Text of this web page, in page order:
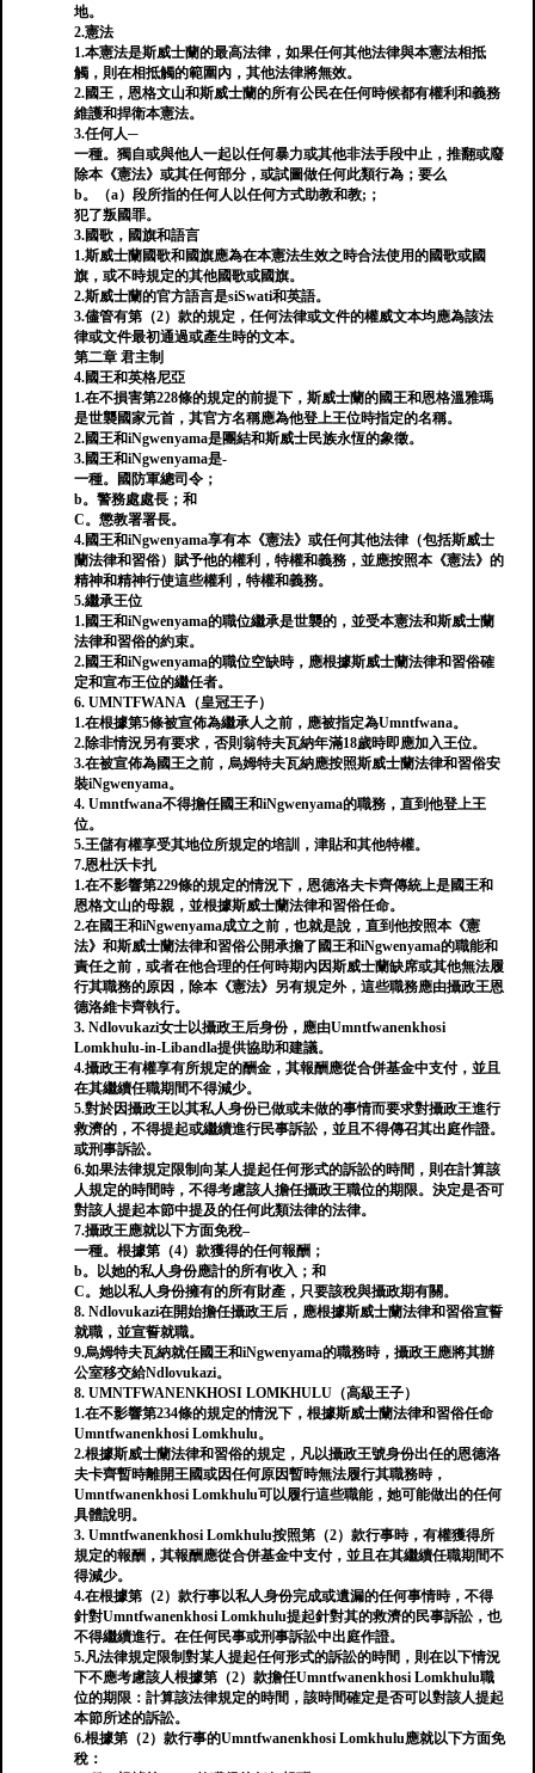
地。
2.憲法
1.本憲法是斯威士蘭的最高法律，如果任何其他法律與本憲法相抵
觸，則在相抵觸的範圍內，其他法律將無效。
2.國王，恩格文山和斯威士蘭的所有公民在任何時候都有權利和義務
維護和捍衛本憲法。
3.任何人─
一種。獨自或與他人一起以任何暴力或其他非法手段中止，推翻或廢
除本《憲法》或其任何部分，或試圖做任何此類行為；要么
b。（a）段所指的任何人以任何方式助教和教;；
犯了叛國罪。
3.國歌，國旗和語言
1.斯威士蘭國歌和國旗應為在本憲法生效之時合法使用的國歌或國
旗，或不時規定的其他國歌或國旗。
2.斯威士蘭的官方語言是siSwati和英語。
3.儘管有第（2）款的規定，任何法律或文件的權威文本均應為該法
律或文件最初通過或產生時的文本。
第二章 君主制
4.國王和英格尼亞
1.在不損害第228條的規定的前提下，斯威士蘭的國王和恩格溫雅瑪
是世襲國家元首，其官方名稱應為他登上王位時指定的名稱。
2.國王和iNgwenyama是團結和斯威士民族永恆的象徵。
3.國王和iNgwenyama是-
一種。國防軍總司令；
b。警務處處長；和
C。懲教署署長。
4.國王和iNgwenyama享有本《憲法》或任何其他法律（包括斯威士
蘭法律和習俗）賦予他的權利，特權和義務，並應按照本《憲法》的
精神和精神行使這些權利，特權和義務。
5.繼承王位
1.國王和iNgwenyama的職位繼承是世襲的，並受本憲法和斯威士蘭
法律和習俗的約束。
2.國王和iNgwenyama的職位空缺時，應根據斯威士蘭法律和習俗確
定和宣布王位的繼任者。
6. UMNTFWANA（皇冠王子）
1.在根據第5條被宣佈為繼承人之前，應被指定為Umntfwana。
2.除非情況另有要求，否則翁特夫瓦納年滿18歲時即應加入王位。
3.在被宣佈為國王之前，烏姆特夫瓦納應按照斯威士蘭法律和習俗安
裝iNgwenyama。
4. Umntfwana不得擔任國王和iNgwenyama的職務，直到他登上王
位。
5.王儲有權享受其地位所規定的培訓，津貼和其他特權。
7.恩杜沃卡扎
1.在不影響第229條的規定的情況下，恩德洛夫卡齊傳統上是國王和
恩格文山的母親，並根據斯威士蘭法律和習俗任命。
2.在國王和iNgwenyama成立之前，也就是說，直到他按照本《憲
法》和斯威士蘭法律和習俗公開承擔了國王和iNgwenyama的職能和
責任之前，或者在他合理的任何時期內因斯威士蘭缺席或其他無法履
行其職務的原因，除本《憲法》另有規定外，這些職務應由攝政王恩
德洛維卡齊執行。
3. Ndlovukazi女士以攝政王后身份，應由Umntfwanenkhosi
Lomkhulu-in-Libandla提供協助和建議。
4.攝政王有權享有所規定的酬金，其報酬應從合併基金中支付，並且
在其繼續任職期間不得減少。
5.對於因攝政王以其私人身份已做或未做的事情而要求對攝政王進行
救濟的，不得提起或繼續進行民事訴訟，並且不得傳召其出庭作證。
或刑事訴訟。
6.如果法律規定限制向某人提起任何形式的訴訟的時間，則在計算該
人規定的時間時，不得考慮該人擔任攝政王職位的期限。決定是否可
對該人提起本節中提及的任何此類法律的法律。
7.攝政王應就以下方面免稅–
一種。根據第（4）款獲得的任何報酬；
b。以她的私人身份應計的所有收入；和
C。她以私人身份擁有的所有財產，只要該稅與攝政期有關。
8. Ndlovukazi在開始擔任攝政王后，應根據斯威士蘭法律和習俗宣誓
就職，並宣誓就職。
9.烏姆特夫瓦納就任國王和iNgwenyama的職務時，攝政王應將其辦
公室移交給Ndlovukazi。
8. UMNTFWANENKHOSI LOMKHULU（高級王子）
1.在不影響第234條的規定的情況下，根據斯威士蘭法律和習俗任命
Umntfwanenkhosi Lomkhulu。
2.根據斯威士蘭法律和習俗的規定，凡以攝政王號身份出任的恩德洛
夫卡齊暫時離開王國或因任何原因暫時無法履行其職務時，
Umntfwanenkhosi Lomkhulu可以履行這些職能，她可能做出的任何
具體說明。
3. Umntfwanenkhosi Lomkhulu按照第（2）款行事時，有權獲得所
規定的報酬，其報酬應從合併基金中支付，並且在其繼續任職期間不
得減少。
4.在根據第（2）款行事以私人身份完成或遺漏的任何事情時，不得
針對Umntfwanenkhosi Lomkhulu提起針對其的救濟的民事訴訟，也
不得繼續進行。在任何民事或刑事訴訟中出庭作證。
5.凡法律規定限制對某人提起任何形式的訴訟的時間，則在以下情況
下不應考慮該人根據第（2）款擔任Umntfwanenkhosi Lomkhulu職
位的期限：計算該法律規定的時間，該時間確定是否可以對該人提起
本節所述的訴訟。
6.根據第（2）款行事的Umntfwanenkhosi Lomkhulu應就以下方面免
稅：